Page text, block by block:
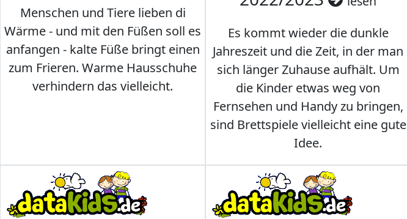
Menschen und Tiere lieben di
Wärme - und mit den Füßen soll es
anfangen - kalte Füße bringt einen
zum Frieren. Warme Hausschuhe
verhindern das vielleicht.
Es kommt wieder die dunkle
Jahreszeit und die Zeit, in der man
sich länger Zuhause aufhält. Um
die Kinder etwas weg von
Fernsehen und Handy zu bringen,
sind Brettspiele vielleicht eine gute
Idee.